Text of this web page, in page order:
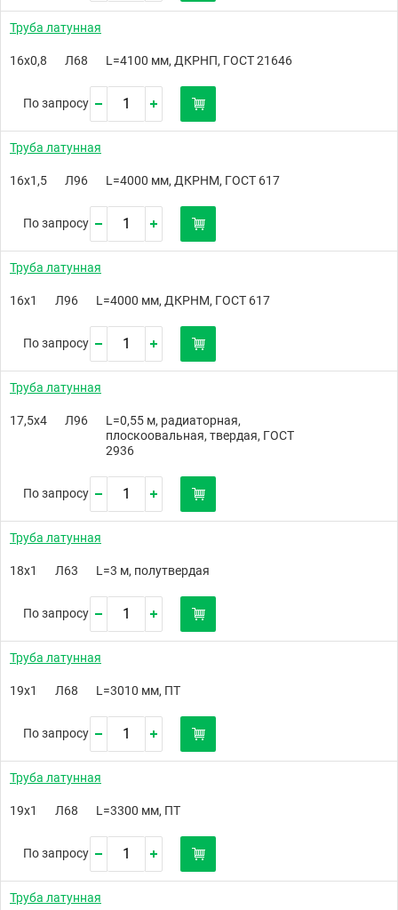
Труба латунная
16х0,8 Л68 L=4100 мм, ДКРНП, ГОСТ 21646
По запросу
Труба латунная
16х1,5 Л96 L=4000 мм, ДКРНМ, ГОСТ 617
По запросу
Труба латунная
16х1 Л96 L=4000 мм, ДКРНМ, ГОСТ 617
По запросу
Труба латунная
17,5х4 Л96
L=0,55 м, радиаторная,
плоскоовальная, твердая, ГОСТ
2936
По запросу
Труба латунная
18х1 Л63 L=3 м, полутвердая
По запросу
Труба латунная
19х1 Л68 L=3010 мм, ПТ
По запросу
Труба латунная
19х1 Л68 L=3300 мм, ПТ
По запросу
Труба латунная